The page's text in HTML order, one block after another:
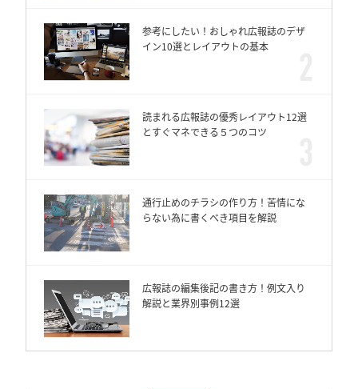
参考にしたい！おしゃれ広報誌のデザ
イン10選とレイアウトの基本
読まれる広報誌の優秀レイアウト12選
とすぐマネできる５つのコツ
通行止めのチラシの作り方！苦情にな
らない為に書くべき項目を解説
広報誌の編集後記の書き方！例文入り
解説と業界別事例12選